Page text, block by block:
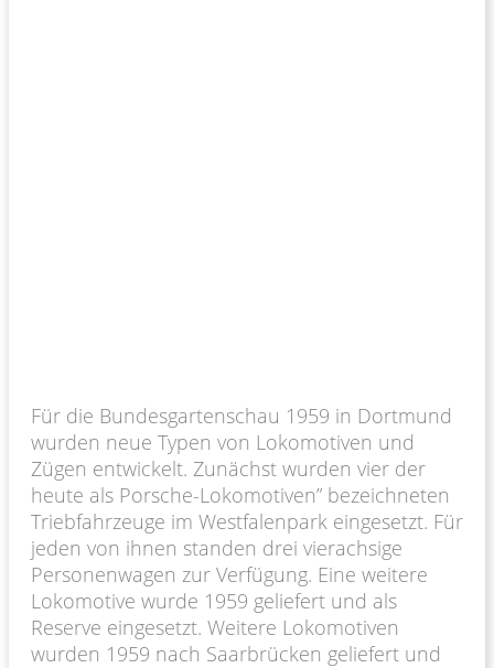
Für die Bundesgartenschau 1959 in Dortmund
wurden neue Typen von Lokomotiven und
Zügen entwickelt. Zunächst wurden vier der
heute als Porsche-Lokomotiven” bezeichneten
Triebfahrzeuge im Westfalenpark eingesetzt. Für
jeden von ihnen standen drei vierachsige
Personenwagen zur Verfügung. Eine weitere
Lokomotive wurde 1959 geliefert und als
Reserve eingesetzt. Weitere Lokomotiven
wurden 1959 nach Saarbrücken geliefert und